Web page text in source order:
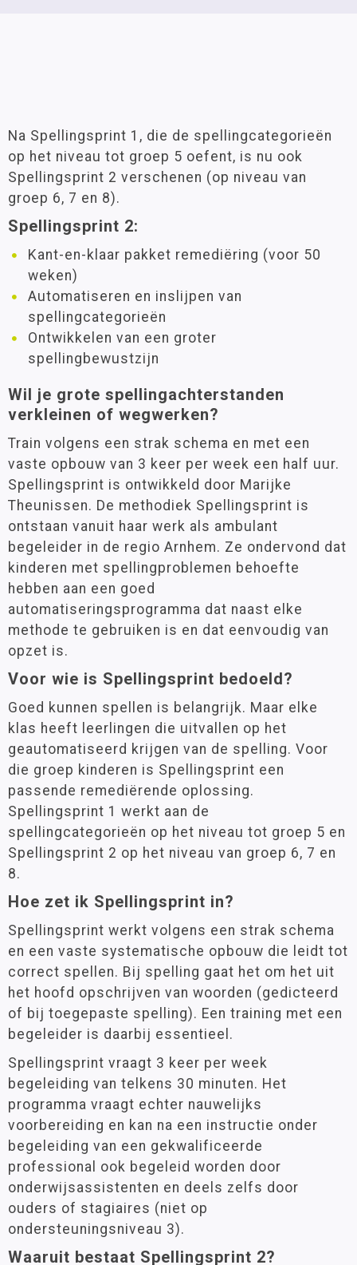
Na Spellingsprint 1, die de spellingcategorieën
op het niveau tot groep 5 oefent, is nu ook
Spellingsprint 2 verschenen (op niveau van
groep 6, 7 en 8).
Spellingsprint 2:
Kant-en-klaar pakket remediëring (voor 50
weken)
Automatiseren en inslijpen van
spellingcategorieën
Ontwikkelen van een groter
spellingbewustzijn
Wil je grote spellingachterstanden
verkleinen of wegwerken?
Train volgens een strak schema en met een
vaste opbouw van 3 keer per week een half uur.
Spellingsprint is ontwikkeld door Marijke
Theunissen. De methodiek Spellingsprint is
ontstaan vanuit haar werk als ambulant
begeleider in de regio Arnhem. Ze ondervond dat
kinderen met spellingproblemen behoefte
hebben aan een goed
automatiseringsprogramma dat naast elke
methode te gebruiken is en dat eenvoudig van
opzet is.
Voor wie is Spellingsprint bedoeld?
Goed kunnen spellen is belangrijk. Maar elke
klas heeft leerlingen die uitvallen op het
geautomatiseerd krijgen van de spelling. Voor
die groep kinderen is Spellingsprint een
passende remediërende oplossing.
Spellingsprint 1 werkt aan de
spellingcategorieën op het niveau tot groep 5 en
Spellingsprint 2 op het niveau van groep 6, 7 en
8.
Hoe zet ik Spellingsprint in?
Spellingsprint werkt volgens een strak schema
en een vaste systematische opbouw die leidt tot
correct spellen. Bij spelling gaat het om het uit
het hoofd opschrijven van woorden (gedicteerd
of bij toegepaste spelling). Een training met een
begeleider is daarbij essentieel.
Spellingsprint vraagt 3 keer per week
begeleiding van telkens 30 minuten. Het
programma vraagt echter nauwelijks
voorbereiding en kan na een instructie onder
begeleiding van een gekwalificeerde
professional ook begeleid worden door
onderwijsassistenten en deels zelfs door
ouders of stagiaires (niet op
ondersteuningsniveau 3).
Waaruit bestaat Spellingsprint 2?